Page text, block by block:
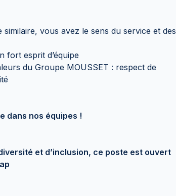
vous avez le sens du service et des
fort esprit d’équipe
du Groupe MOUSSET : respect de
dans nos équipes !
et d’inclusion, ce poste est ouvert